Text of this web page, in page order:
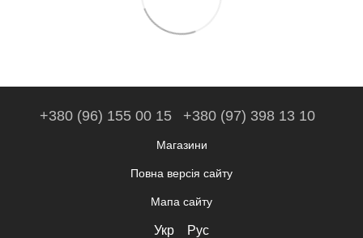
+380 (96) 155 00 15 +380 (97) 398 13 10
Магазини
Повна версія сайту
Мапа сайту
Укр Рус